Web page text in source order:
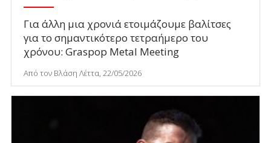
Για άλλη μια χρονιά ετοιμάζουμε βαλίτσες
για το σημαντικότερο τετραήμερο του
χρόνου: Graspop Metal Meeting
Από τον Βλάση Λέττα, 22/05/2026